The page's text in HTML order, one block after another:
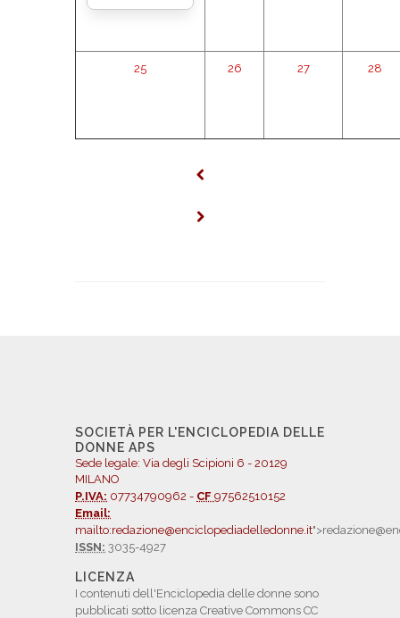
25 26 27 28
SOCIETÀ PER L'ENCICLOPEDIA DELLE
DONNE APS
Sede legale: Via degli Scipioni 6 - 20129
MILANO
P.IVA: 07734790962 - CF 97562510152
Email:
mailto:redazione@enciclopediadelledonne.it
ISSN: 3035-4927
LICENZA
I contenuti dell'Enciclopedia delle donne sono
pubblicati sotto licenza Creative Commons CC